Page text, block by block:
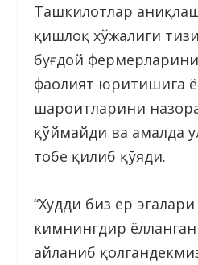
Ташкилотлар
қишлоқ хўжалиги
буғдой
фаолият юритишига
шароитларини
қўймайди ва амалда
тобе қилиб қўяди.
“Худди биз ер
кимнингдир
айланиб